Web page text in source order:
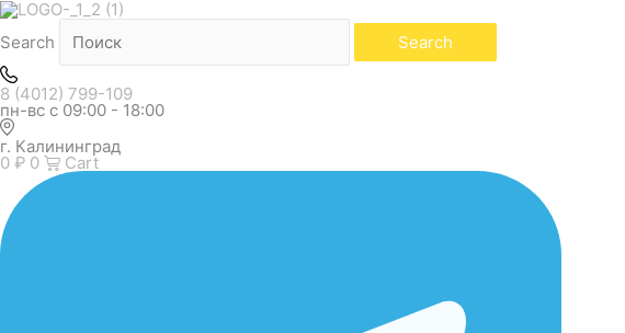
Search Search
8 (4012) 799-109
пн-вс с 09:00 - 18:00
г. Калининград
0 ₽ 0 Cart
самые